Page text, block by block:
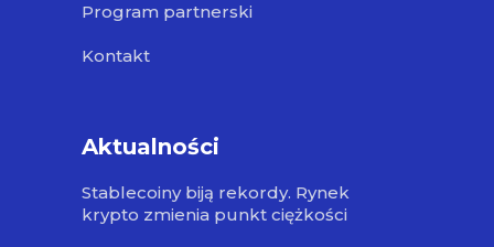
Program partnerski
Kontakt
Aktualności
Stablecoiny biją rekordy. Rynek
krypto zmienia punkt ciężkości